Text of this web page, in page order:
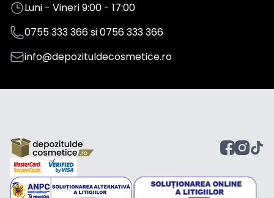
Luni - Vineri 9:00 - 17:00
0755 333 366si0756 333 366
info@depozituldecosmetice.ro